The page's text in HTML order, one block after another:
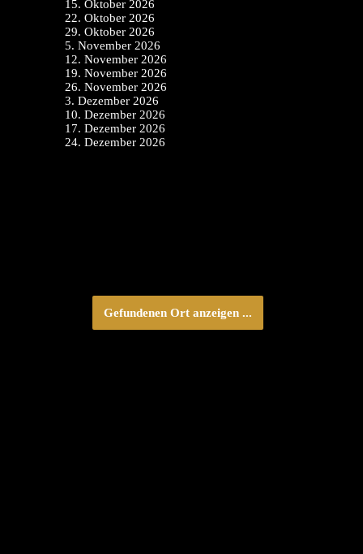
15. Oktober 2026
22. Oktober 2026
29. Oktober 2026
5. November 2026
12. November 2026
19. November 2026
26. November 2026
3. Dezember 2026
10. Dezember 2026
17. Dezember 2026
24. Dezember 2026